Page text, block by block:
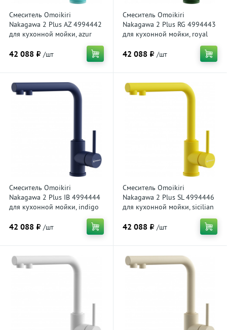
Смеситель Omoikiri
Nakagawa 2 Plus AZ 4994442
для кухонной мойки, azur
42 088 ₽ /шт
Смеситель Omoikiri
Nakagawa 2 Plus RG 4994443
для кухонной мойки, royal
42 088 ₽ /шт
Смеситель Omoikiri
Nakagawa 2 Plus IB 4994444
для кухонной мойки, indigo
42 088 ₽ /шт
Смеситель Omoikiri
Nakagawa 2 Plus SL 4994446
для кухонной мойки, sicilian
42 088 ₽ /шт